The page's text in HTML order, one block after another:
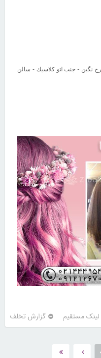
نگين - جنب اتو كلاسيك - سالن
لینک مستقیم گزارش تخلف